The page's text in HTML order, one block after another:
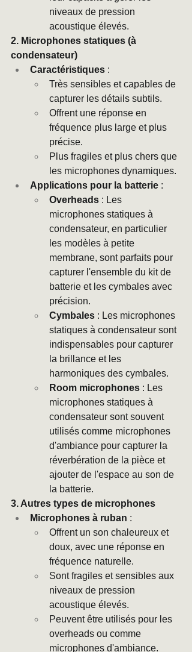
niveaux de pression
acoustique élevés.
2. Microphones statiques (à
condensateur)
Caractéristiques :
Très sensibles et capables de
capturer les détails subtils.
Offrent une réponse en
fréquence plus large et plus
précise.
Plus fragiles et plus chers que
les microphones dynamiques.
Applications pour la batterie :
Overheads : Les
microphones statiques à
condensateur, en particulier
les modèles à petite
membrane, sont parfaits pour
capturer l'ensemble du kit de
batterie et les cymbales avec
précision.
Cymbales : Les microphones
statiques à condensateur sont
indispensables pour capturer
la brillance et les
harmoniques des cymbales.
Room microphones : Les
microphones statiques à
condensateur sont souvent
utilisés comme microphones
d'ambiance pour capturer la
réverbération de la pièce et
ajouter de l'espace au son de
la batterie.
3. Autres types de microphones
Microphones à ruban :
Offrent un son chaleureux et
doux, avec une réponse en
fréquence naturelle.
Sont fragiles et sensibles aux
niveaux de pression
acoustique élevés.
Peuvent être utilisés pour les
overheads ou comme
microphones d'ambiance.